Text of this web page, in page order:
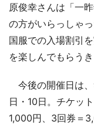
原俊幸さんは「一
の方がいらっしゃ
国服での入場割引
を楽しんでもらう
今後の開催日は
日・10日。チケッ
1,000円、3回券＝